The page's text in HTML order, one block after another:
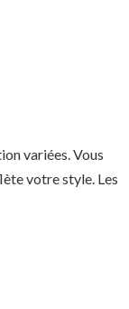
variées. Vous
votre style. Les